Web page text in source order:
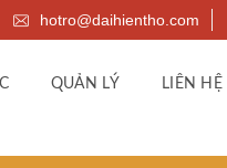
hotro@daihientho.com
QUẢN LÝ LIÊN HỆ